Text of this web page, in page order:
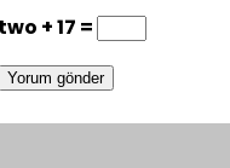
+ 17 =